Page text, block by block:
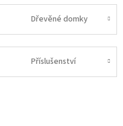
Dřevěné domky
Příslušenství